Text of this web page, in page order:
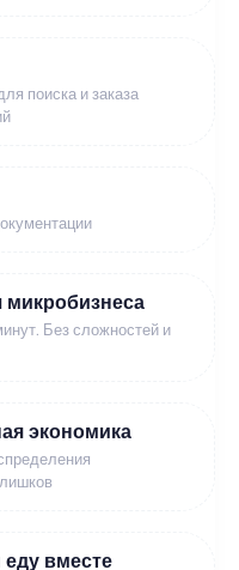
поиска и заказа
Без сложностей и
экономика
вместе